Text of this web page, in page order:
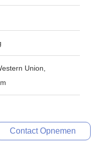
Union,
Contact Opnemen